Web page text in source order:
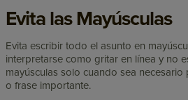
Evita las Mayúsculas
Evita escribir todo el asunto en
interpretarse como gritar en línea y no
mayúsculas solo cuando sea
o frase importante.